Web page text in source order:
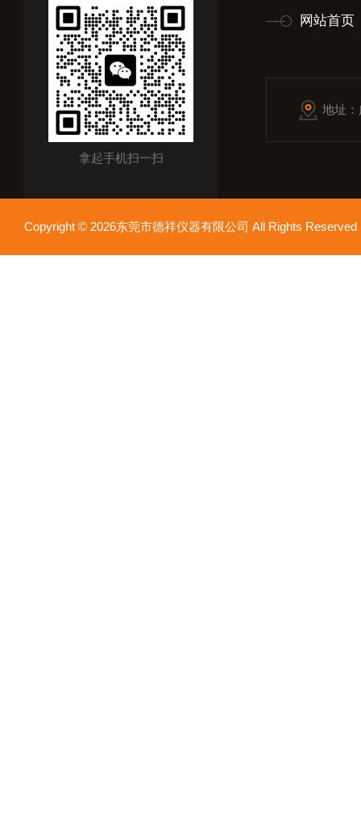
拿起手机扫一扫
网站首页
地址
Copyright © 2026东莞市德祥仪器有限公司 All Rights